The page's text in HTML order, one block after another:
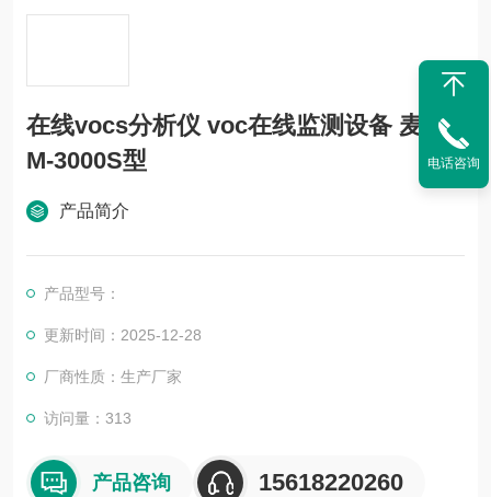
在线vocs分析仪 voc在线监测设备 麦越
M-3000S型
产品简介
产品型号：
更新时间：2025-12-28
厂商性质：生产厂家
访问量：313
产品咨询 15618220260
电话咨询